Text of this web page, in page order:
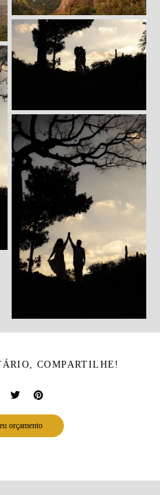
COMPARTILHE!
orçamento